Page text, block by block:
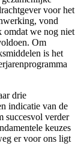
voor het
vond
omdat we nog niet
Om
is het
drie
indicatie van de
succesvol verder
keuzes
er voor ons ligt